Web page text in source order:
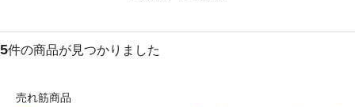
5件の商品が見つかりました
売れ筋商品